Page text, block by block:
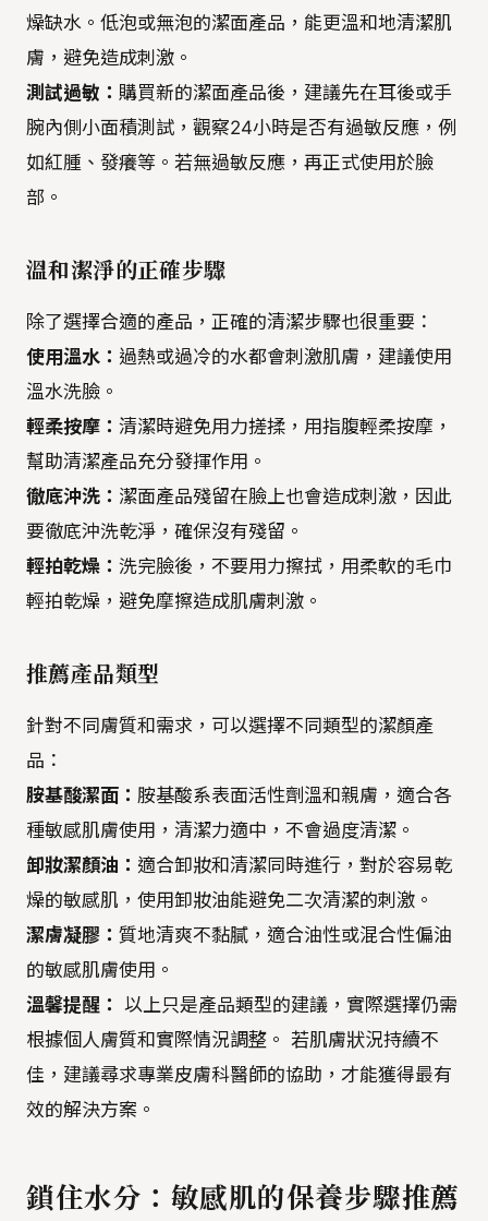
燥缺水。低泡或無泡的潔面產品，能更溫和地清潔肌
膚，避免造成刺激。
測試過敏： 購買新的潔面產品後，建議先在耳後或手
腕內側小面積測試，觀察24小時是否有過敏反應，例
如紅腫、發癢等。若無過敏反應，再正式使用於臉
部。
溫和潔淨的正確步驟
除了選擇合適的產品，正確的清潔步驟也很重要：
使用溫水： 過熱或過冷的水都會刺激肌膚，建議使用
溫水洗臉。
輕柔按摩： 清潔時避免用力搓揉，用指腹輕柔按摩，
幫助清潔產品充分發揮作用。
徹底沖洗： 潔面產品殘留在臉上也會造成刺激，因此
要徹底沖洗乾淨，確保沒有殘留。
輕拍乾燥： 洗完臉後，不要用力擦拭，用柔軟的毛巾
輕拍乾燥，避免摩擦造成肌膚刺激。
推薦產品類型
針對不同膚質和需求，可以選擇不同類型的潔顏產
品：
胺基酸潔面： 胺基酸系表面活性劑溫和親膚，適合各
種敏感肌膚使用，清潔力適中，不會過度清潔。
卸妝潔顏油： 適合卸妝和清潔同時進行，對於容易乾
燥的敏感肌，使用卸妝油能避免二次清潔的刺激。
潔膚凝膠： 質地清爽不黏膩，適合油性或混合性偏油
的敏感肌膚使用。
溫馨提醒： 以上只是產品類型的建議，實際選擇仍需
根據個人膚質和實際情況調整。 若肌膚狀況持續不
佳，建議尋求專業皮膚科醫師的協助，才能獲得最有
效的解決方案。
鎖住水分：敏感肌的保養步驟推薦